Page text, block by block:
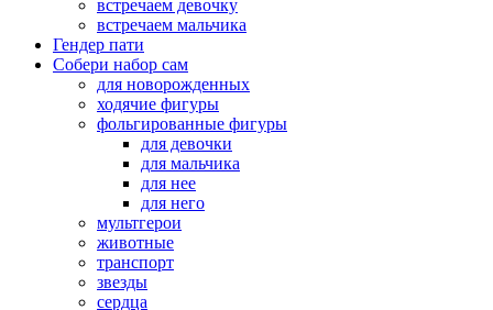
встречаем девочку
встречаем мальчика
Гендер пати
Собери набор сам
для новорожденных
ходячие фигуры
фольгированные фигуры
для девочки
для мальчика
для нее
для него
мультгерои
животные
транспорт
звезды
сердца